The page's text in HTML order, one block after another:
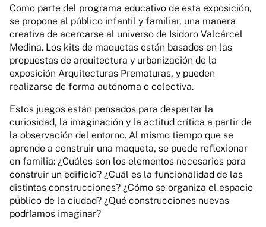
Como parte del programa educativo de esta exposición,
se propone al público infantil y familiar, una manera
creativa de acercarse al universo de Isidoro Valcárcel
Medina. Los kits de maquetas están basados en las
propuestas de arquitectura y urbanización de la
exposición Arquitecturas Prematuras, y pueden
realizarse de forma autónoma o colectiva.
Estos juegos están pensados para despertar la
curiosidad, la imaginación y la actitud crítica a partir de
la observación del entorno. Al mismo tiempo que se
aprende a construir una maqueta, se puede reflexionar
en familia: ¿Cuáles son los elementos necesarios para
construir un edificio? ¿Cuál es la funcionalidad de las
distintas construcciones? ¿Cómo se organiza el espacio
público de la ciudad? ¿Qué construcciones nuevas
podríamos imaginar?